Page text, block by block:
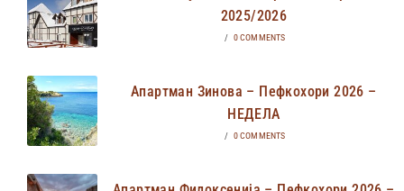
2025/2026
/ 0 COMMENTS
Апартман Зинова – Пефкохори 2026 –
НЕДЕЛА
/ 0 COMMENTS